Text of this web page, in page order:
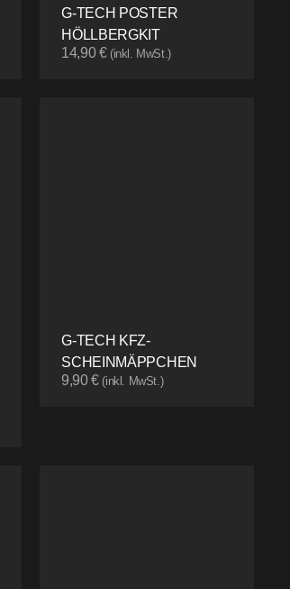
G-TECH POSTER
HÖLLBERGKIT
14,90€ (inkl. MwSt.)
G-TECH KFZ-
SCHEINMÄPPCHEN
9,90€ (inkl. MwSt.)